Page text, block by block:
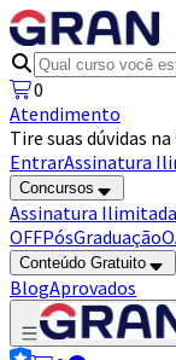
0
Atendimento
Tire suas dúvidas
EntrarAssinatura
Concursos
Assinatura Ilimitada
OFFPósGraduação
Conteúdo Gratuito
BlogAprovados